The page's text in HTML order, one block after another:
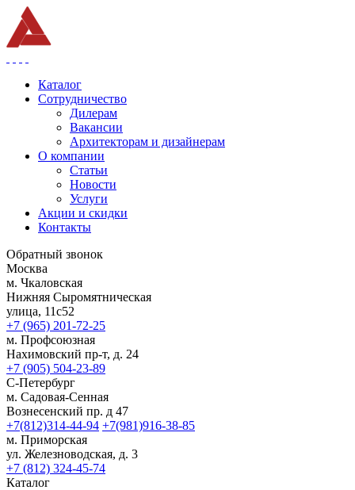
Каталог
Сотрудничество
Дилерам
Вакансии
Архитекторам и дизайнерам
О компании
Статьи
Новости
Услуги
Акции и скидки
Контакты
Обратный звонок
Москва
м. Чкаловская
Нижняя Сыромятническая
улица, 11с52
+7 (965) 201-72-25
м. Профсоюзная
Нахимовский пр-т, д. 24
+7 (905) 504-23-89
С-Петербург
м. Садовая-Сенная
Вознесенский пр. д 47
+7(812)314-44-94 +7(981)916-38-85
м. Приморская
ул. Железноводская, д. 3
+7 (812) 324-45-74
Каталог